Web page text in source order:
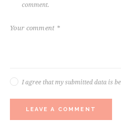
comment.
I agree that my submitted data is